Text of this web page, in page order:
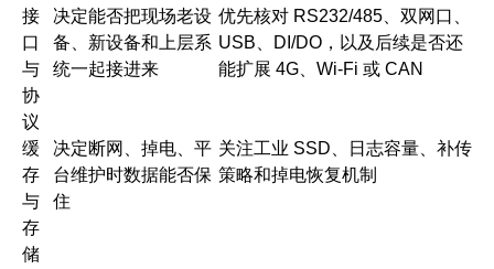
接
口
与
协
议
决定能否把现场老设
备、新设备和上层系
统一起接进来
优先核对 RS232/485、双网口、
USB、DI/DO，以及后续是否还
能扩展 4G、Wi-Fi 或 CAN
缓
存
与
存
储
决定断网、掉电、平
台维护时数据能否保
住
关注工业 SSD、日志容量、补传
策略和掉电恢复机制